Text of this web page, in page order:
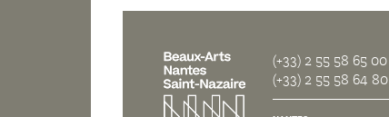
(+33) 2 55 58 65 00
(+33) 2 55 58 64 80